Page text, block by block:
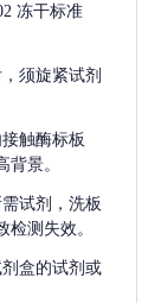
冻干标准
须旋紧试剂
触酶标板
景。
试剂，洗板
测失效。
盒的试剂或